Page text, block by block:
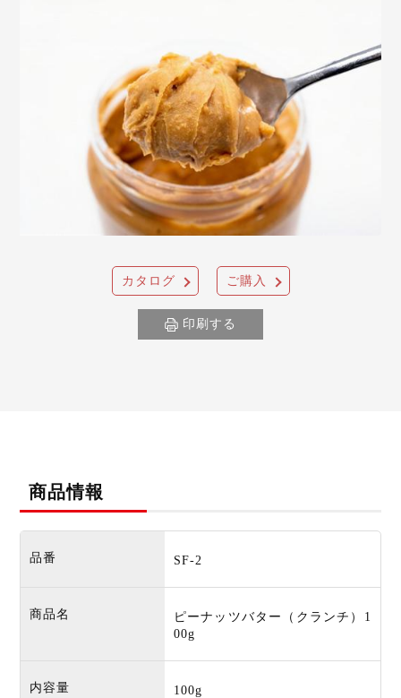
カタログ ご購入
印刷する
商品情報
品番 SF-2
商品名
ピーナッツバター（クランチ）1
00g
内容量 100g